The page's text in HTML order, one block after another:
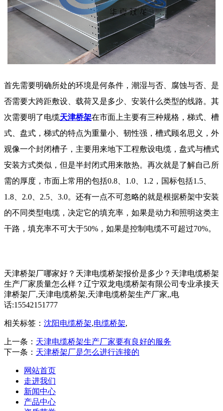
首先需要明确所处的环境是何条件，潮湿与否、腐蚀与否、是
否需要大跨距敷设、载荷又是多少、安装什么类型的线路。其
次需要明了电缆天津桥架在市面上主要有三种规格，梯式、槽
式、盘式，梯式的特点为重量小、韧性强，槽式顾名思义，外
观像一个封闭槽子，主要用来地下工程敷设电缆，盘式与槽式
安装方式类似，但是半封闭式用来散热。再次就是了解自己所
需的厚度，市面上常用的包括0.8 1.0 1.2 ，国标包括1.5
1.8
2.0 2.5 3.0。还有一点不可忽略的就是根据桥架中安装
的不同类型电缆，决定它的填充率，如果是动力和照明这类主
干路，填充率不可大于50% ，如果是控制电缆不可超过70%。
天津桥架厂哪家好？天津电缆桥架报价是多少？天津电缆桥架
生产厂家质量怎么样？辽宁双龙电缆桥架有限公司专业承接天
津桥架厂,天津电缆桥架,天津电缆桥架生产厂家,,电
话:15542151777
相关标签： 沈阳电缆桥架,电缆桥架,
上一条： 天津电缆桥架生产厂家要有良好的服务
下一条： 天津桥架厂是怎么进行连接的
网站首页
走进我们
新闻中心
产品中心